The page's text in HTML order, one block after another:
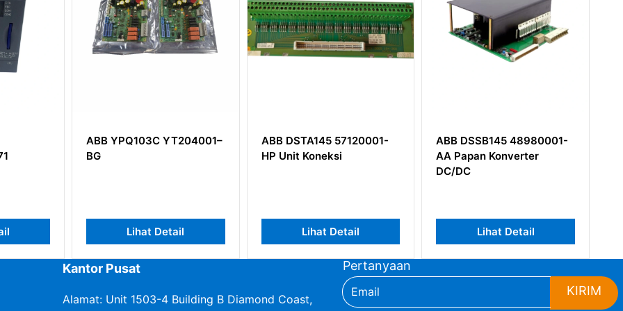
YPQ103C YT204001–
ABB DSTA145 57120001-
ABB DSSB145 48980001-
AA Papan Konverter
ABB AI880A
3BSE039293R1 Input
Kantor Pusat
Alamat: Unit 1503-4 Building B Diamond Coast,
Pertanyaan
KIRIM